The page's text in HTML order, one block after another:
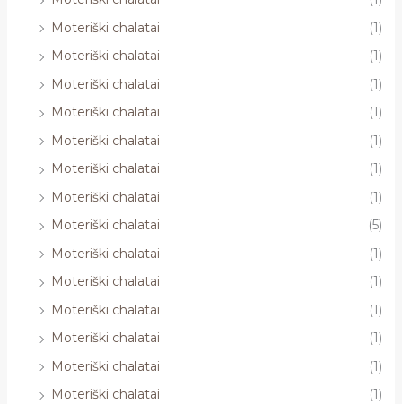
Moteriški chalatai
(1)
Moteriški chalatai
(1)
Moteriški chalatai
(1)
Moteriški chalatai
(1)
Moteriški chalatai
(1)
Moteriški chalatai
(1)
Moteriški chalatai
(1)
Moteriški chalatai
(5)
Moteriški chalatai
(1)
Moteriški chalatai
(1)
Moteriški chalatai
(1)
Moteriški chalatai
(1)
Moteriški chalatai
(1)
Moteriški chalatai
(1)